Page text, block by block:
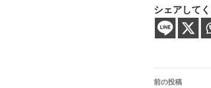
シェアして
投
前の投稿